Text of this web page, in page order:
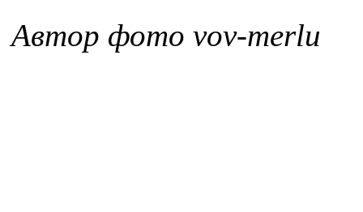
Автор фото vov-merlu